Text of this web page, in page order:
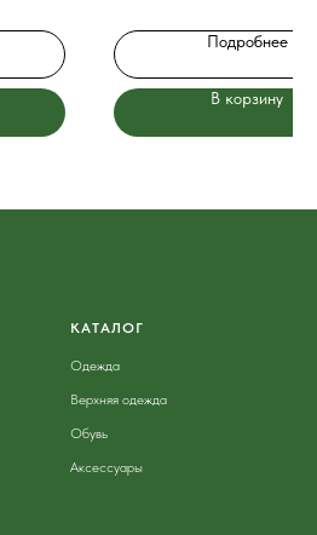
Подробнее
В корзину
КАТАЛОГ
Одежда
Верхняя одежда
Обувь
Аксессуары